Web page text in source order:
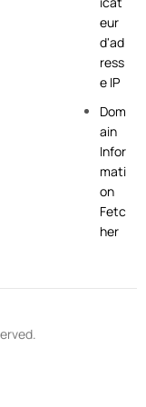
eur
d'ad
ress
e IP
Dom
ain
Infor
mati
on
Fetc
her